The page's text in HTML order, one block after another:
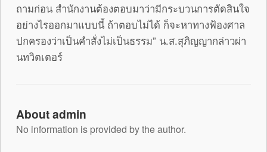
ถามก่อน สำนักงานต้องตอบมาว่ามีกระบวนการตัดสินใจ
อย่างไรออกมาแบบนี้ ถ้าตอบไม่ได้ ก็จะหาทางฟ้องศาล
ปกครองว่าเป็นคำสั่งไม่เป็นธรรม” น.ส.สุภิญญากล่าวผ่า
นทวิตเตอร์
About admin
No information is provided by the author.